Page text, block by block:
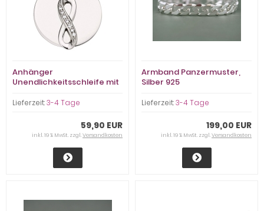
Anhänger
Unendlichkeitsschleife mit
Silber
Lieferzeit:3-4 Tage
59,90 EUR
inkl. 19 % MwSt. zzgl.Versandkosten
Armband Panzermuster,
Silber 925
Lieferzeit:3-4 Tage
199,00 EUR
inkl. 19 % MwSt. zzgl.Versandkosten